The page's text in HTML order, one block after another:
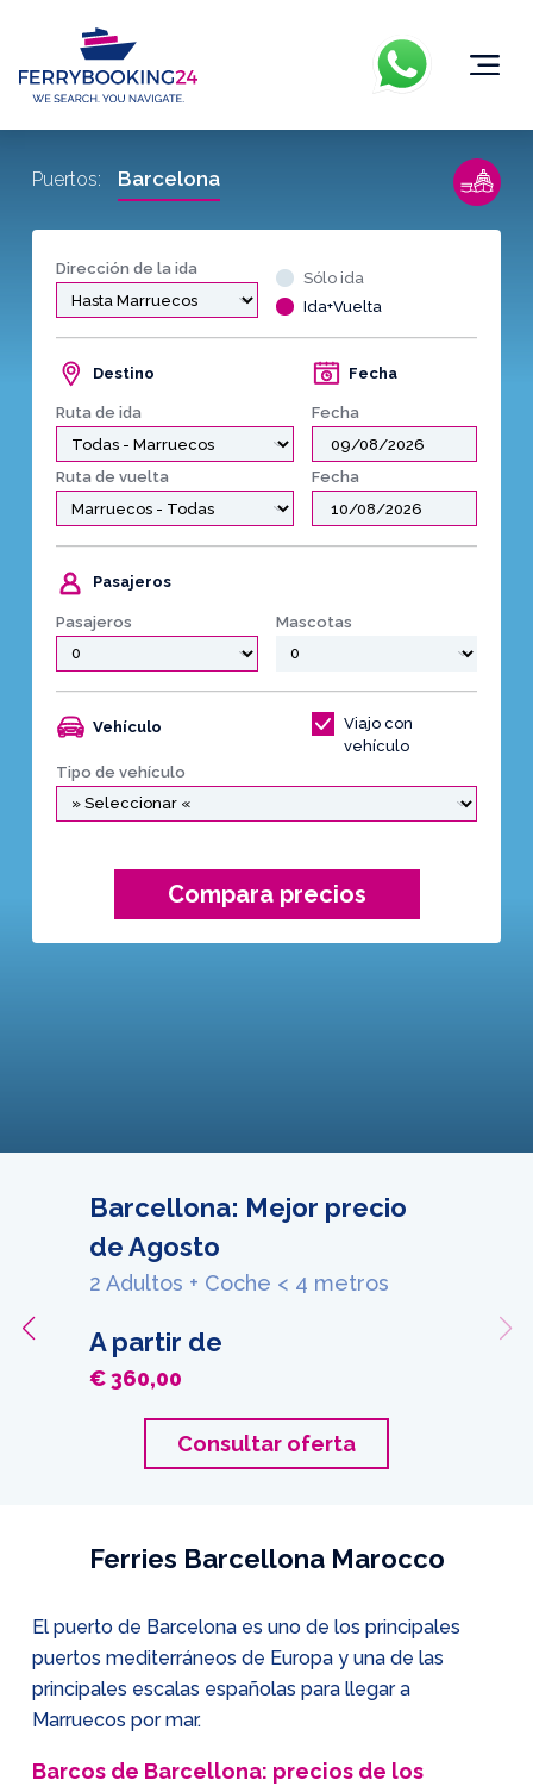
Dirección de la ida
Sólo ida
Ida+Vuelta
Destino
Ruta de ida
Fecha
Fecha
Ruta de vuelta Fecha
Pasajeros
Pasajeros Mascotas
Vehículo
Viajo con
vehículo
Tipo de vehículo
Compara precios
Puertos: Barcelona
Barcellona: Mejor precio
de Agosto
2 Adultos + Coche < 4 metros
A partir de
€ 360,00
Consultar oferta
Ferries Barcellona Marocco
El puerto de Barcelona es uno de los principales
puertos mediterráneos de Europa y una de las
principales escalas españolas para llegar a
Marruecos por mar.
Barcos de Barcellona: precios de los